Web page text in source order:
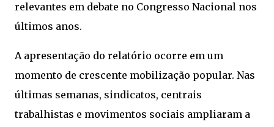
relevantes em debate no Congresso Nacional nos
últimos anos.
A apresentação do relatório ocorre em um
momento de crescente mobilização popular. Nas
últimas semanas, sindicatos, centrais
trabalhistas e movimentos sociais ampliaram a